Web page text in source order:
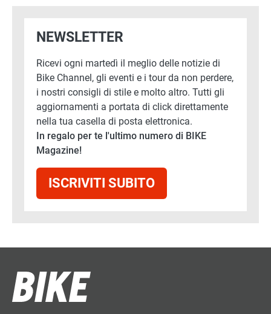
NEWSLETTER
Ricevi ogni martedì il meglio delle notizie di
Bike Channel, gli eventi e i tour da non perdere,
i nostri consigli di stile e molto altro. Tutti gli
aggiornamenti a portata di click direttamente
nella tua casella di posta elettronica.
In regalo per te l'ultimo numero di BIKE
Magazine!
ISCRIVITI SUBITO